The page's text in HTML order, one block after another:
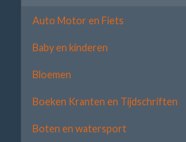
Auto Motor en Fiets
Baby en kinderen
Bloemen
Boeken Kranten en Tijdschriften
Boten en watersport